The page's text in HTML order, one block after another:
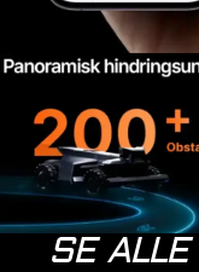
SE ALLE